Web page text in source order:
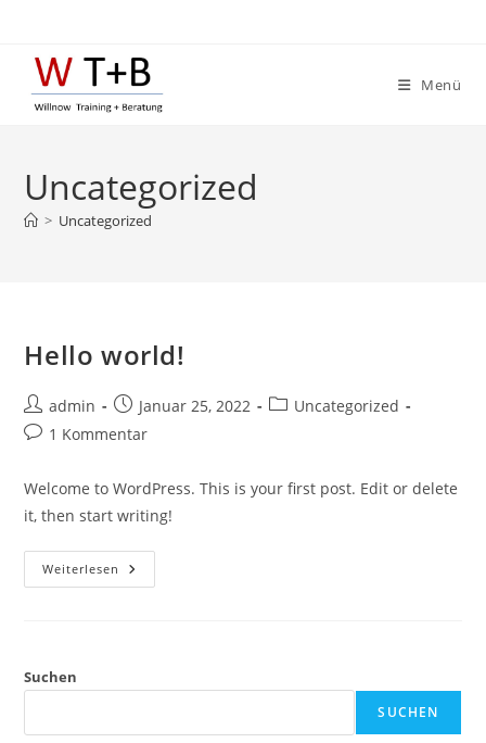
springen
Menü
Uncategorized
> Uncategorized
Hello world!
Beitrags-
Autor:
admin
Beitrag
veröffentlicht:
Januar 25, 2022
Beitrags-
Uncategorized
Beitrags-
1 Kommentar
Welcome to WordPress. This is your first post. Edit or delete
it, then start writing!
Weiterlesen Hello
World!
Suchen
SUCHEN